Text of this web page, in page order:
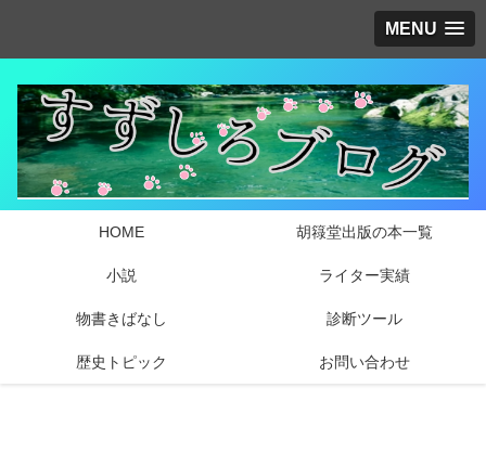
MENU
HOME 胡簶堂出版の本一覧
小説 ライター実績
物書きばなし 診断ツール
歴史トピック お問い合わせ